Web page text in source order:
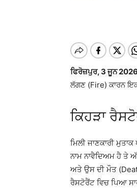
ਫਿਰੋਜ਼ਪੁਰ, 3 ਜੂਨ
ਲੱਗਣ (Fire) ਕਾਰਨ
ਕਿਹੜਾ
ਮਿਲੀ ਜਾਣਕਾਰੀ
ਨਾਮ ਨਾਵੈਦਿਅਮ ਹੈ ਤੇ
ਅਤੇ ਉਸ ਦੀ ਮੌਤ
ਰੈਸਟੋਰੈਂਟ ਵਿਚ ਪਿਆ